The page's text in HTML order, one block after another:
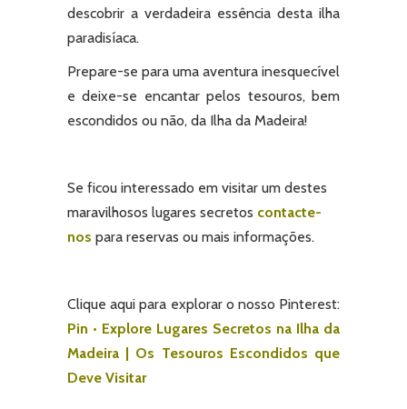
descobrir a verdadeira essência desta ilha
paradisíaca.
Prepare-se para uma aventura inesquecível
e deixe-se encantar pelos tesouros, bem
escondidos ou não, da Ilha da Madeira!
Se ficou interessado em visitar um destes
maravilhosos lugares secretos contacte-
nos para reservas ou mais informações.
Clique aqui para explorar o nosso Pinterest:
Pin • Explore Lugares Secretos na Ilha da
Madeira | Os Tesouros Escondidos que
Deve Visitar